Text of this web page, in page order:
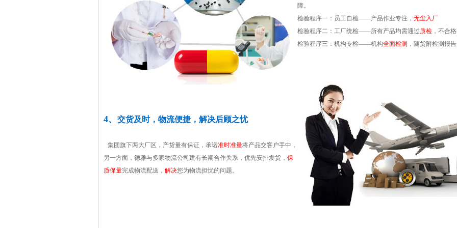
障。
检验程序一：员工自检——产品作业专注， 无尘入厂
检验程序二：工厂统检——所有产品均需通过质检 ，不合
检验程序三：机构专检——机构全面检测 ，随货附检测报告
4、 交货及时，物流便捷，解决后顾之忧
集团旗下两大厂区，产货量有保证，承诺准时准量将产品交客户手中，
另一方面，德雅与多家物流公司建有长期合作关系，优先安排发货， 保
质保量完成物流配送， 解决您为物流担忧的问题。